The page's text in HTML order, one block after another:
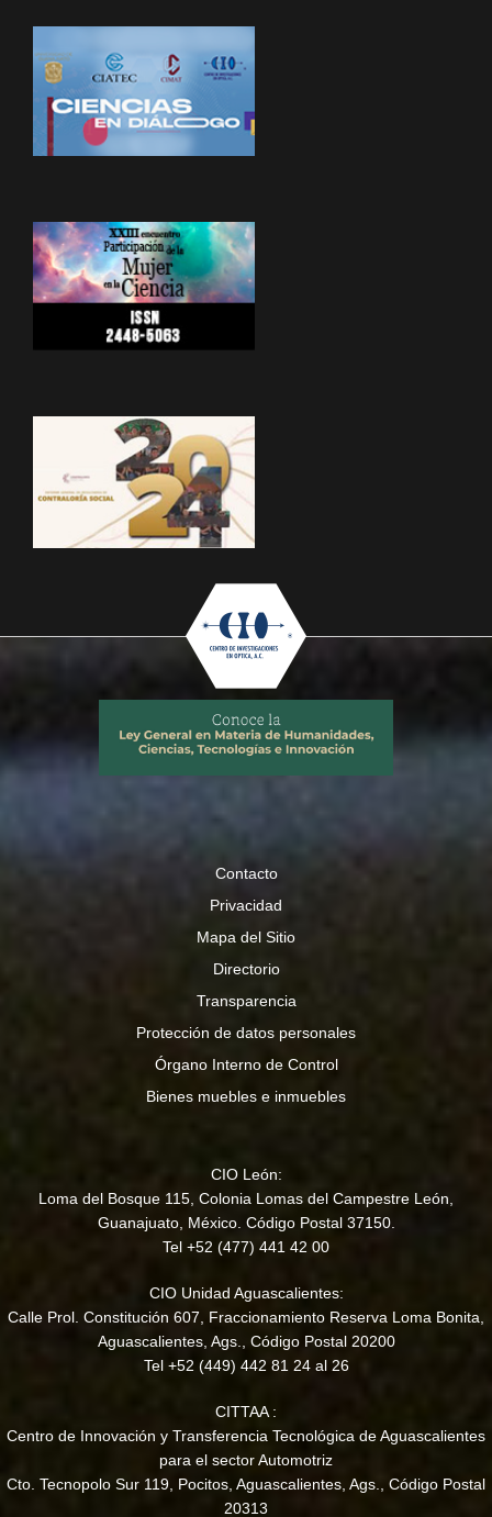
Contacto
Privacidad
Mapa del Sitio
Directorio
Transparencia
Protección de datos personales
Órgano Interno de Control
Bienes muebles e inmuebles
CIO León:
Loma del Bosque 115, Colonia Lomas del Campestre León,
Guanajuato, México. Código Postal 37150.
Tel +52 (477) 441 42 00
CIO Unidad Aguascalientes:
Calle Prol. Constitución 607, Fraccionamiento Reserva Loma Bonita,
Aguascalientes, Ags., Código Postal 20200
Tel +52 (449) 442 81 24 al 26
CITTAA :
Centro de Innovación y Transferencia Tecnológica de Aguascalientes
para el sector Automotriz
Cto. Tecnopolo Sur 119, Pocitos, Aguascalientes, Ags., Código Postal
20313